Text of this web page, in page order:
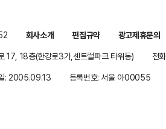
회사소개 편집규약
광고제휴문의
17, 18층(한강로3가,센트럴파크 타워동)
전
: 2005.09.13 등록번호: 서울 아00055